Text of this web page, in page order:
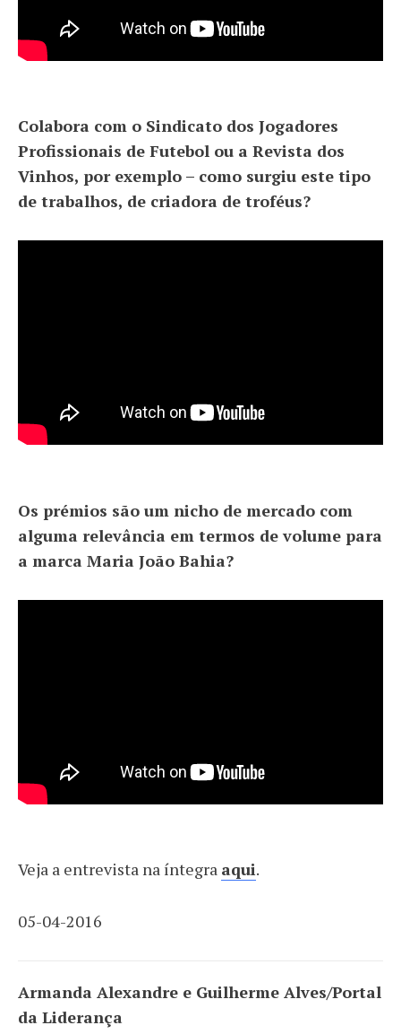
Colabora com o Sindicato dos Jogadores
Profissionais de Futebol ou a Revista dos
Vinhos, por exemplo – como surgiu este tipo
de trabalhos, de criadora de troféus?
Os prémios são um nicho de mercado com
alguma relevância em termos de volume para
a marca Maria João Bahia?
Veja a entrevista na íntegra aqui.
05-04-2016
Armanda Alexandre e Guilherme Alves/Portal
da Liderança